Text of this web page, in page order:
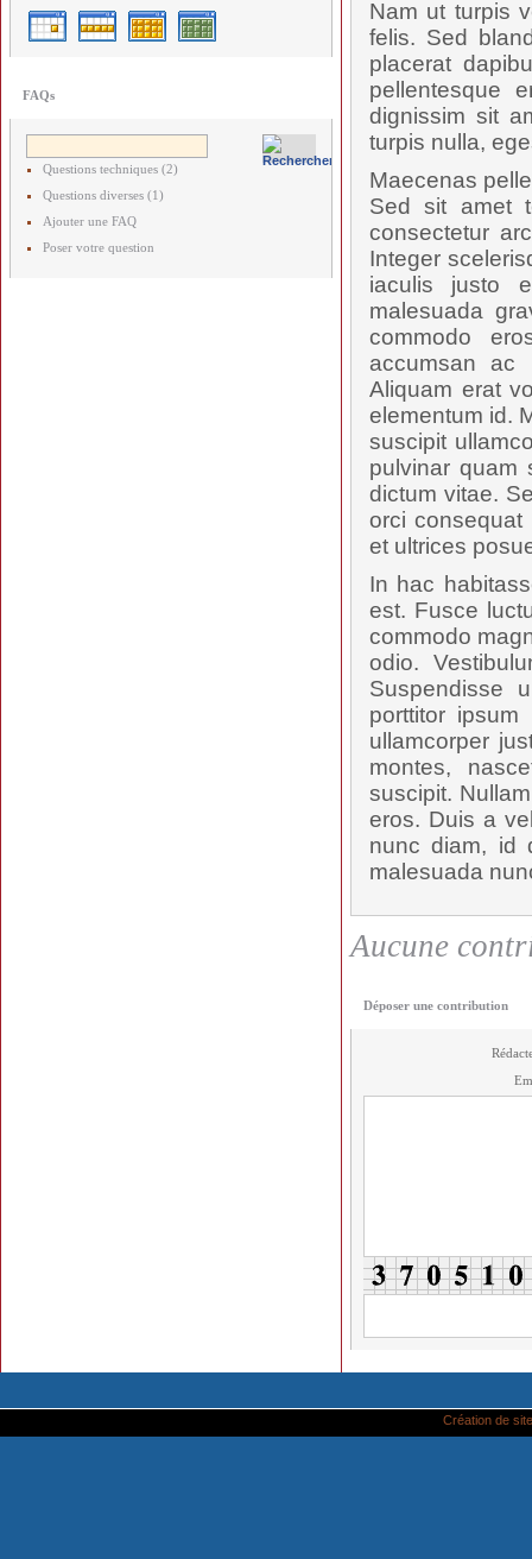
FAQs
Questions techniques (2)
Questions diverses (1)
Ajouter une FAQ
Poser votre question
Nam ut turpis
felis. Sed
placerat
pellentesque
dignissim sit
turpis nulla,
Maecenas
Sed sit amet
consectetur
Integer
iaculis justo
malesuada
commodo
accumsan ac
Aliquam erat
elementum id.
suscipit
pulvinar quam
dictum vitae.
orci consequat
et ultrices
In hac
est. Fusce
commodo
odio.
Suspendisse
porttitor
ullamcorper
montes,
suscipit.
eros. Duis a
nunc diam, id
malesuada
Aucune
Déposer une contribution
Création de